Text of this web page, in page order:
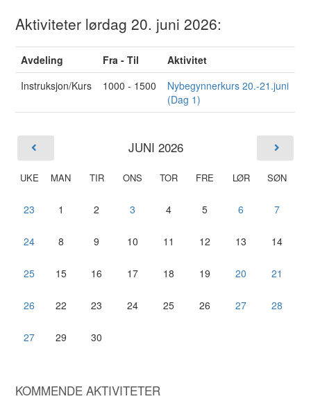
Aktiviteter lørdag 20. juni 2026:
Avdeling Fra - Til
Aktivitet
Instruksjon/Kurs
1000 - 1500
Nybegynnerkurs 20.-21.juni
(Dag 1)
JUNI 2026
UKE MAN TIR ONS TOR FRE LØR SØN
23 1 2 3 4 5 6 7
24 8 9 10 11 12 13 14
25 15 16 17 18 19 20 21
26 22 23 24 25 26 27 28
27 29 30
KOMMENDE AKTIVITETER